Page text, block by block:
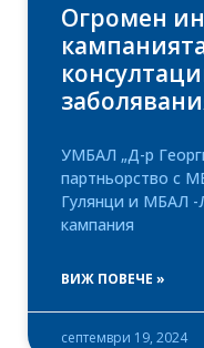
Огромен
УМБАЛ „Д-р
партньорство с
Гулянци и МБАЛ -
кампания
ВИЖ ПОВЕЧЕ »
септември 19, 2024